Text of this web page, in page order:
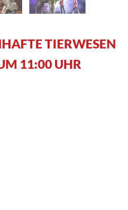
TIERWESEN
11:00 UHR